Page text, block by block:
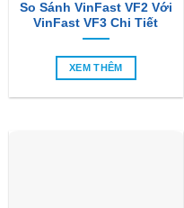
So Sánh VinFast VF2 Với
VinFast VF3 Chi Tiết
XEM THÊM